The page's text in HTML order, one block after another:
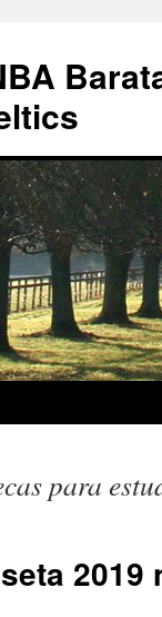
para
2019